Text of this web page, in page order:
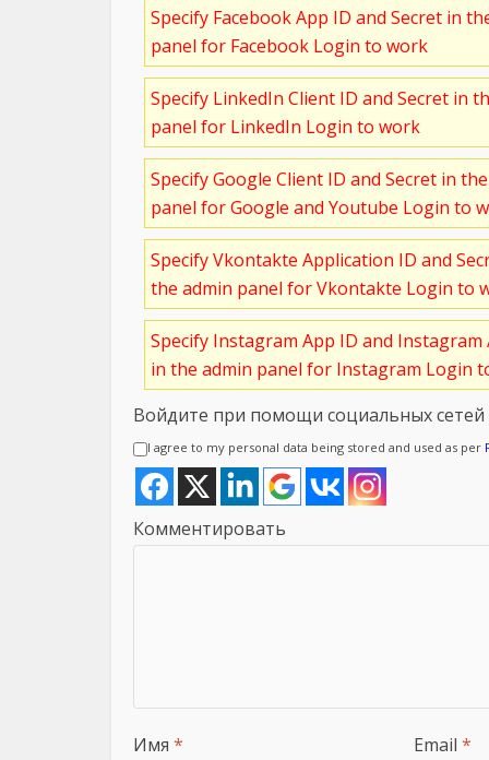
Specify Facebook App ID and Secret in
panel for Facebook Login to work
Specify LinkedIn Client ID and Secret in
panel for LinkedIn Login to work
Specify Google Client ID and Secret in
panel for Google and Youtube Login to
Specify Vkontakte Application ID and
the admin panel for Vkontakte Login to
Specify Instagram App ID and
in the admin panel for Instagram Login
Войдите при помощи социальных сетей
I agree to my personal data being stored and used as per
Комментировать
Имя * Email *